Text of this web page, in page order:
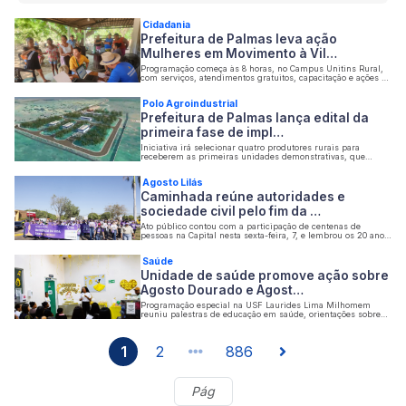
Cidadania
Prefeitura de Palmas leva ação
Mulheres em Movimento à Vil…
Programação começa às 8 horas, no Campus Unitins Rural,
com serviços, atendimentos gratuitos, capacitação e ações de
Polo Agroindustrial
Prefeitura de Palmas lança edital da
primeira fase de impl…
Iniciativa irá selecionar quatro produtores rurais para
receberem as primeiras unidades demonstrativas, que
Agosto Lilás
Caminhada reúne autoridades e
sociedade civil pelo fim da …
Ato público contou com a participação de centenas de
pessoas na Capital nesta sexta-feira, 7, e lembrou os 20 anos
Saúde
Unidade de saúde promove ação sobre
Agosto Dourado e Agost…
Programação especial na USF Laurides Lima Milhomem
reuniu palestras de educação em saúde, orientações sobre
1 2 886